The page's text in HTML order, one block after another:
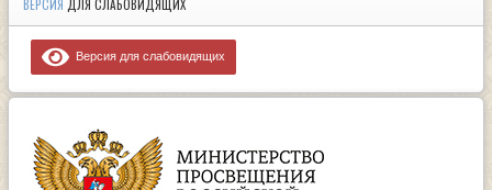
ВЕРСИЯ ДЛЯ СЛАБОВИДЯЩИХ
Версия для слабовидящих